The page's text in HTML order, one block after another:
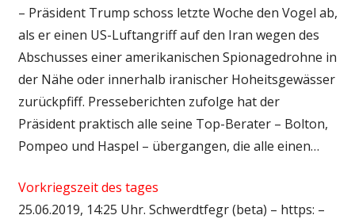
– Präsident Trump schoss letzte Woche den Vogel ab,
als er einen US-Luftangriff auf den Iran wegen des
Abschusses einer amerikanischen Spionagedrohne in
der Nähe oder innerhalb iranischer Hoheitsgewässer
zurückpfiff. Presseberichten zufolge hat der
Präsident praktisch alle seine Top-Berater – Bolton,
Pompeo und Haspel – übergangen, die alle einen…
Vorkriegszeit des tages
25.06.2019, 14:25 Uhr. Schwerdtfegr (beta) – https: –